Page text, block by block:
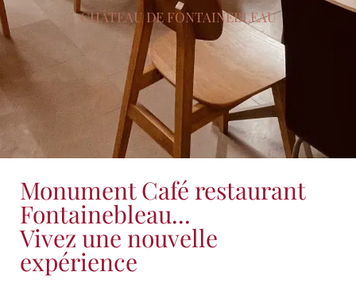
CHÂTEAU DE FONTAINEBLEAU
Monument Café restaurant
Fontainebleau...
Vivez une nouvelle
expérience